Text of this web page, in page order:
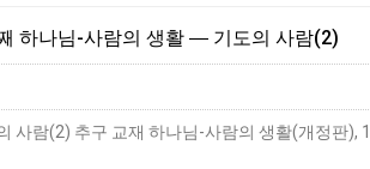
하나님-사람의 생활 ― 기도의 사람(2)
람(2) 추구 교재 하나님-사람의 생활(개정판),